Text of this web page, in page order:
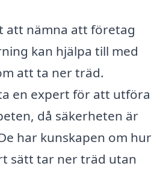
att nämna att företag
kan hjälpa till med
att ta ner träd.
en expert för att utföra
då säkerheten är
har kunskapen om hur
sätt tar ner träd utan